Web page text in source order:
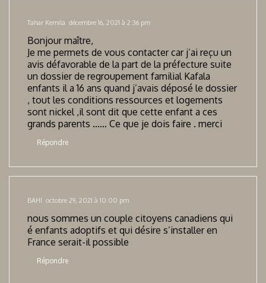
Tahar Kemila décembre 16, 2021 à 2:36 pm
Bonjour maître,
Je me permets de vous contacter car j’ai reçu un
avis défavorable de la part de la préfecture suite
un dossier de regroupement familial Kafala
enfants il a 16 ans quand j’avais déposé le dossier
, tout les conditions ressources et logements
sont nickel ,il sont dit que cette enfant a ces
grands parents …… Ce que je dois faire . merci
Répondre
BAHI octobre 29, 2021 à 10:00 pm
nous sommes un couple citoyens canadiens qui
é enfants adoptifs et qui désire s’installer en
France serait-il possible
Répondre